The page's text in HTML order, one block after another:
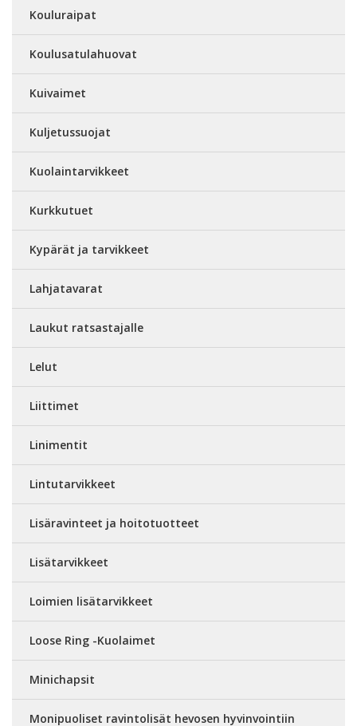
Kouluraipat
Koulusatulahuovat
Kuivaimet
Kuljetussuojat
Kuolaintarvikkeet
Kurkkutuet
Kypärät ja tarvikkeet
Lahjatavarat
Laukut ratsastajalle
Lelut
Liittimet
Linimentit
Lintutarvikkeet
Lisäravinteet ja hoitotuotteet
Lisätarvikkeet
Loimien lisätarvikkeet
Loose Ring -Kuolaimet
Minichapsit
Monipuoliset ravintolisät hevosen hyvinvointiin